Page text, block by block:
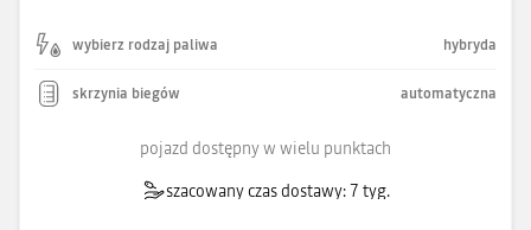
wybierz rodzaj paliwa hybryda
skrzynia biegów automatyczna
pojazd dostępny w wielu punktach
szacowany czas dostawy: 7 tyg.